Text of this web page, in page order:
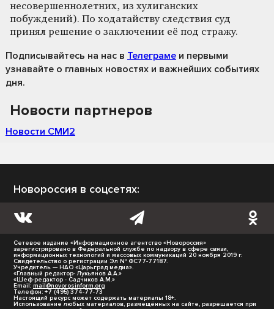
несовершеннолетних, из хулиганских
побуждений). По ходатайству следствия суд
принял решение о заключении её под стражу.
Подписывайтесь на нас в Телеграме и первыми
узнавайте о главных новостях и важнейших событиях
дня.
Новости партнеров
Новости СМИ2
Новороссия в соцсетях:
Сетевое издание «Информационное агентство «Новороссия»
зарегистрировано в Федеральной службе по надзору в сфере связи,
информационных технологий и массовых коммуникаций 20 ноября 2019 г.
Свидетельство о регистрации Эл № ФС77-77187.
Учредитель — НАО «Царьград медиа».
«Главный редактор- Лукьянов А.А.»
«Шеф-редактор - Садчиков А.М.»
Email: mail@novorosinform.org
Телефон: +7 (495) 374-77-73
Настоящий ресурс может содержать материалы 18+.
Использование любых материалов, размещённых на сайте, разрешается при